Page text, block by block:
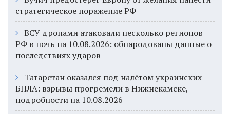
стратегическое поражение РФ
ВСУ дронами атаковали несколько регионов
РФ в ночь на 10.08.2026: обнародованы данные о
последствиях ударов
Татарстан оказался под налётом украинских
БПЛА: взрывы прогремели в Нижнекамске,
подробности на 10.08.2026